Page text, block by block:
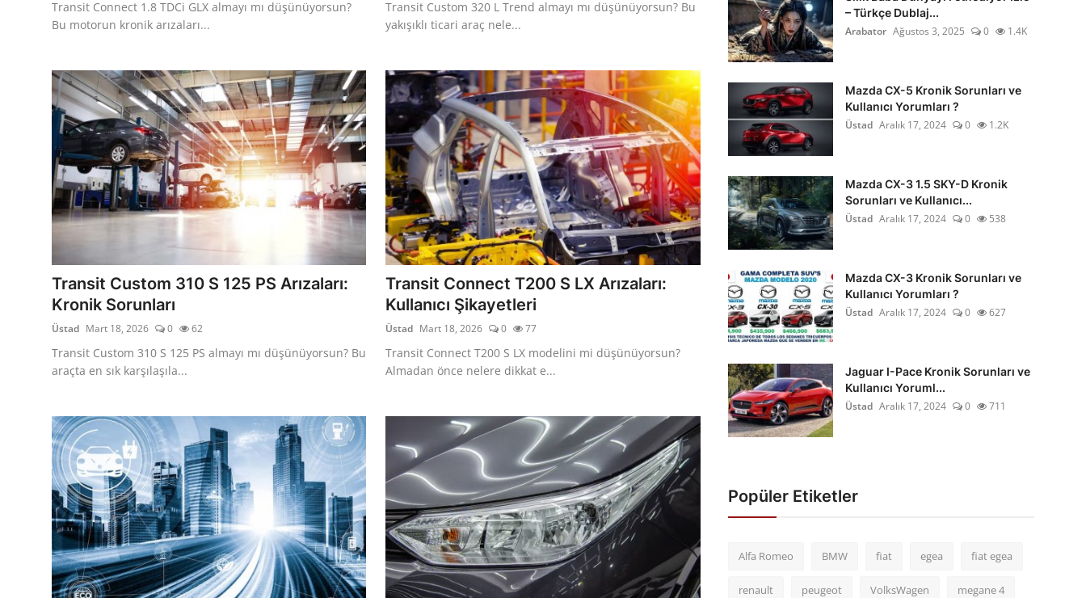
Transit Connect 1.8 TDCi GLX almayı mı düşünüyorsun?
Bu motorun kronik arızaları...
Transit Custom 320 L Trend almayı mı düşünüyorsun? Bu
yakışıklı ticari araç nele...
Transit Custom 310 S 125 PS Arızaları:
Kronik Sorunları
Üstad Mart 18, 2026 0 62
Transit Custom 310 S 125 PS almayı mı düşünüyorsun? Bu
araçta en sık karşılaşıla...
Transit Connect T200 S LX Arızaları:
Kullanıcı Şikayetleri
Üstad Mart 18, 2026 0 77
Transit Connect T200 S LX modelini mi düşünüyorsun?
Almadan önce nelere dikkat e...
– Türkçe Dublaj...
Arabator Ağustos 3, 2025 0 1.4K
Mazda CX-5 Kronik Sorunları ve
Kullanıcı Yorumları ?
Üstad Aralık 17, 2024 0 1.2K
Mazda CX-3 1.5 SKY-D Kronik
Sorunları ve Kullanıcı...
Üstad Aralık 17, 2024 0 538
Mazda CX-3 Kronik Sorunları ve
Kullanıcı Yorumları ?
Üstad Aralık 17, 2024 0 627
Jaguar I-Pace Kronik Sorunları ve
Kullanıcı Yoruml...
Üstad Aralık 17, 2024 0 711
Popüler Etiketler
Alfa Romeo BMW fiat egea fiat egea
renault peugeot VolksWagen megane 4